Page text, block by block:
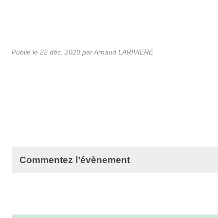
Publié le 22 déc. 2020 par Arnaud LARIVIERE
Commentez l’évènement